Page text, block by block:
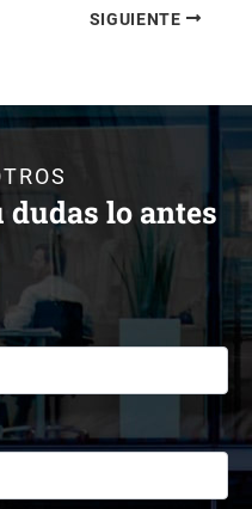
SIGUIENTE
dudas lo antes